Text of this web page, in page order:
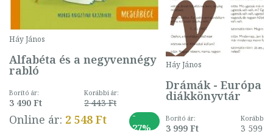
Háy János
Alfabéta és a negyvennégy
rabló
Borító ár:
3 490 Ft
Korábbi ár:
2 443 Ft
Online ár: 2 548 Ft
-
27%
Háy János
Drámák - Európa
diákkönyvtár
Borító ár:
3 999 Ft
Korábbi
3 599 Ft